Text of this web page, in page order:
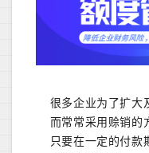
很多企业为了扩大
而常常采用赊销的
只要在一定的付款